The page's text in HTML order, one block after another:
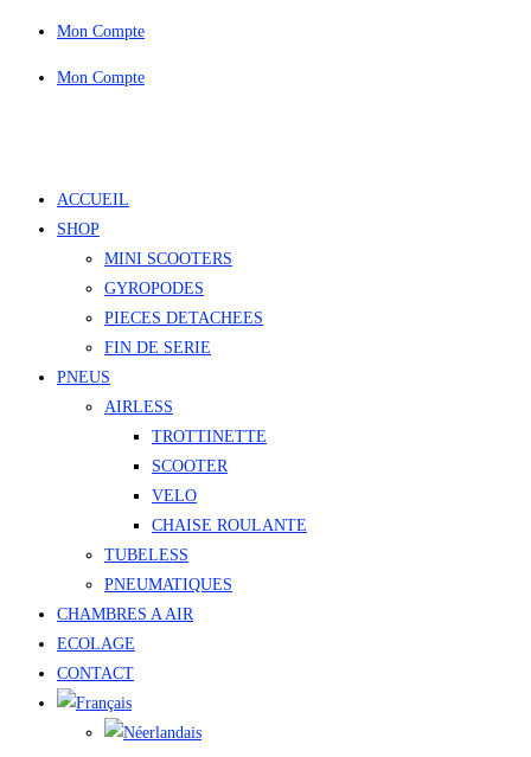
Mon Compte
Mon Compte
ACCUEIL
SHOP
MINI SCOOTERS
GYROPODES
PIECES DETACHEES
FIN DE SERIE
PNEUS
AIRLESS
TROTTINETTE
SCOOTER
VELO
CHAISE ROULANTE
TUBELESS
PNEUMATIQUES
CHAMBRES A AIR
ECOLAGE
CONTACT